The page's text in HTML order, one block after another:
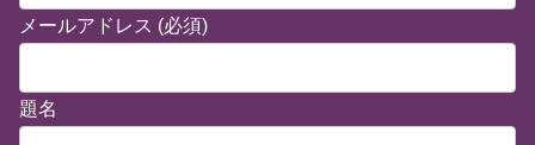
メールアドレス (必須)
題名